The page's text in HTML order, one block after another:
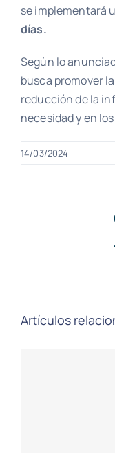
se implementará u
días.
Según lo
busca promover
reducción de la
necesidad y en
14/03/2024
Artículos